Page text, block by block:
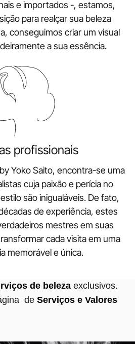
e importados -, estamos,
para realçar sua beleza
conseguimos criar um visual
a sua essência.
profissionais
Yoko Saito, encontra-se uma
cuja paixão e perícia no
são inigualáveis. De fato,
de experiência, estes
mestres em suas
cada visita em uma
memorável e única.
de beleza exclusivos.
de Serviços e Valores